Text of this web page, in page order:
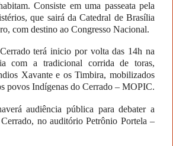
Consiste em uma passeata pela
que sairá da Catedral de Brasília
com destino ao Congresso Nacional.
terá inicio por volta das 14h na
com a tradicional corrida de toras,
Xavante e os Timbira, mobilizados
povos Indígenas do Cerrado – MOPIC.
audiência pública para debater a
no auditório Petrônio Portela –